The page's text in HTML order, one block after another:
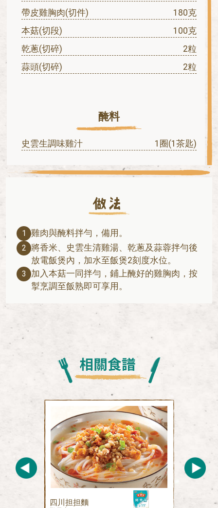
帶皮雞胸肉(切件)
180克
本菇(切段)
100克
乾蔥(切碎)
2粒
蒜頭(切碎)
2粒
醃料
史雲生調味雞汁 1圈(1茶匙)
1 雞肉與醃料拌勻，備用。
2
將香米、史雲生清雞湯、乾蔥及蒜蓉拌勻後
放電飯煲內，加水至飯煲2刻度水位。
3
加入本菇一同拌勻，鋪上醃好的雞胸肉，按
掣烹調至飯熟即可享用。
四川担担麵